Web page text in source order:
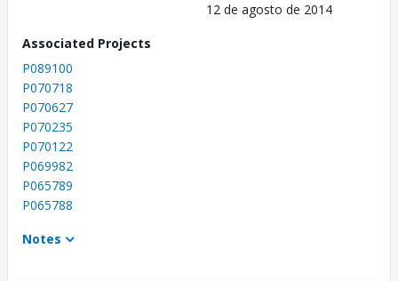
12 de agosto de 2014
Associated Projects
P089100
P070718
P070627
P070235
P070122
P069982
P065789
P065788
Notes